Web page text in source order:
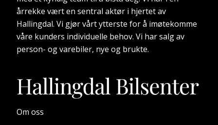
årrekke vært en sentral aktør i hjertet av
Hallingdal. Vi gjør vårt ytterste for å imøtekomme
våre kunders individuelle behov. Vi har salg av
person- og varebiler, nye og brukte.
Om oss